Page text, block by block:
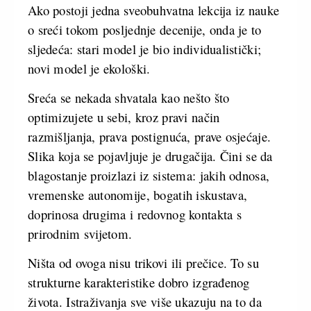
Ako postoji jedna sveobuhvatna lekcija iz nauke
o sreći tokom posljednje decenije, onda je to
sljedeća: stari model je bio individualistički;
novi model je ekološki.
Sreća se nekada shvatala kao nešto što
optimizujete u sebi, kroz pravi način
razmišljanja, prava postignuća, prave osjećaje.
Slika koja se pojavljuje je drugačija. Čini se da
blagostanje proizlazi iz sistema: jakih odnosa,
vremenske autonomije, bogatih iskustava,
doprinosa drugima i redovnog kontakta s
prirodnim svijetom.
Ništa od ovoga nisu trikovi ili prečice. To su
strukturne karakteristike dobro izgrađenog
života. Istraživanja sve više ukazuju na to da